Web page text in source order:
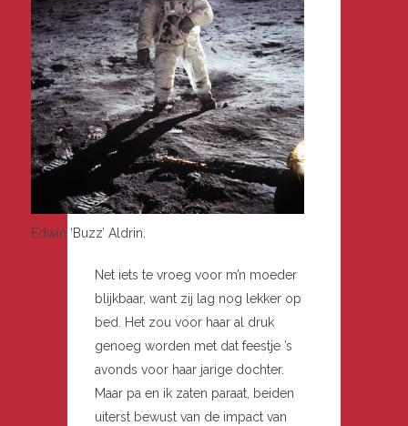
Edwin ‘Buzz’ Aldrin.
Net iets te vroeg voor m’n moeder
blijkbaar, want zij lag nog lekker op
bed. Het zou voor haar al druk
genoeg worden met dat feestje ’s
avonds voor haar jarige dochter.
Maar pa en ik zaten paraat, beiden
uiterst bewust van de impact van